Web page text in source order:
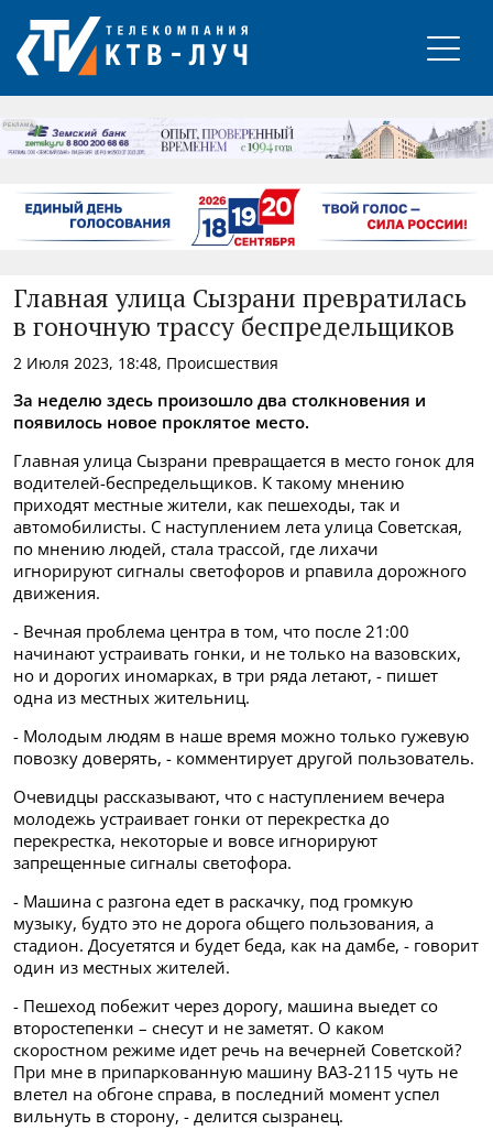
РЕКЛАМА
Главная улица Сызрани превратилась
в гоночную трассу беспредельщиков
2 Июля 2023, 18:48, Происшествия
За неделю здесь произошло два столкновения и
появилось новое проклятое место.
Главная улица Сызрани превращается в место гонок для
водителей-беспредельщиков. К такому мнению
приходят местные жители, как пешеходы, так и
автомобилисты. С наступлением лета улица Советская,
по мнению людей, стала трассой, где лихачи
игнорируют сигналы светофоров и рпавила дорожного
движения.
- Вечная проблема центра в том, что после 21:00
начинают устраивать гонки, и не только на вазовских,
но и дорогих иномарках, в три ряда летают, - пишет
одна из местных жительниц.
- Молодым людям в наше время можно только гужевую
повозку доверять, - комментирует другой пользователь.
Очевидцы рассказывают, что с наступлением вечера
молодежь устраивает гонки от перекрестка до
перекрестка, некоторые и вовсе игнорируют
запрещенные сигналы светофора.
- Машина с разгона едет в раскачку, под громкую
музыку, будто это не дорога общего пользования, а
стадион. Досуетятся и будет беда, как на дамбе, - говорит
один из местных жителей.
- Пешеход побежит через дорогу, машина выедет со
второстепенки – снесут и не заметят. О каком
скоростном режиме идет речь на вечерней Советской?
При мне в припаркованную машину ВАЗ-2115 чуть не
влетел на обгоне справа, в последний момент успел
вильнуть в сторону, - делится сызранец.